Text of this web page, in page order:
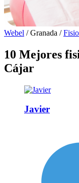
Webel / Granada /
10 Mejores
Cájar
Javier